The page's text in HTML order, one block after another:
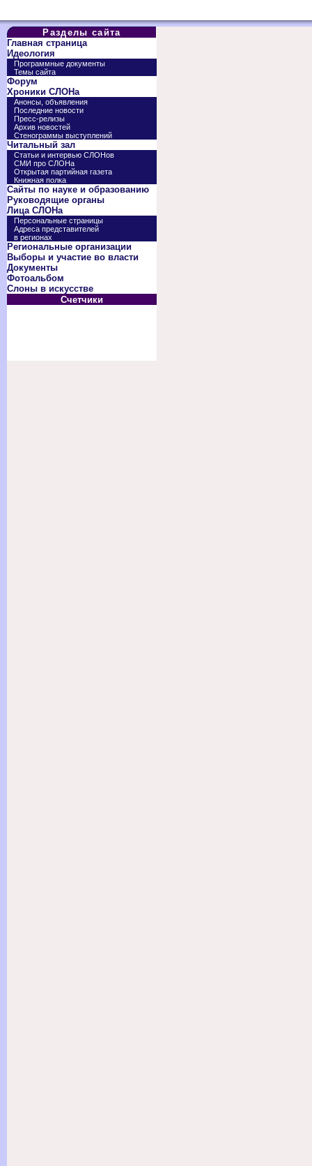
Разделы сайта
Главная страница
Идеология
Программные документы
Темы сайта
Форум
Хроники СЛОНа
Анонсы, объявления
Последние новости
Пресс-релизы
Архив новостей
Стенограммы выступлений
Читальный зал
Статьи и интервью СЛОНов
СМИ про СЛОНа
Открытая партийная газета
Книжная полка
Сайты по науке и образованию
Руководящие органы
Лица СЛОНа
Персональные страницы
Адреса представителей
в регионах
Региональные организации
Выборы и участие во власти
Документы
Фотоальбом
Слоны в искусстве
Счетчики